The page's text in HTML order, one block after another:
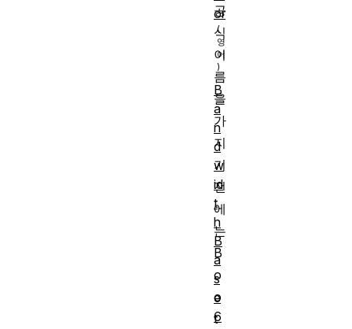
공
식
이
름
을
가
지
기
전
에
는
B
o
o
t
or
B
a
n
d
w
id
t
h
B
a
s
e
6